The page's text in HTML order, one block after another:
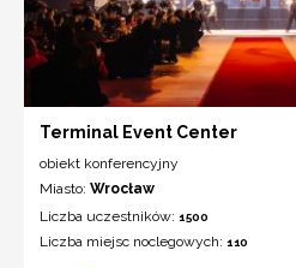
Terminal Event Center
obiekt konferencyjny
Miasto: Wrocław
Liczba uczestników: 1500
Liczba miejsc noclegowych: 110